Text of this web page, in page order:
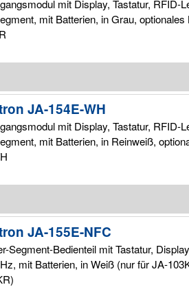
mit Display, Tastatur, RFID-
mit Batterien, in Grau,
JA-154E-WH
mit Display, Tastatur, RFID-
mit Batterien, in Reinweiß,
JA-155E-NFC
Segment-Bedienteil mit Tastatur,
mit Batterien, in Weiß (nur für JA-